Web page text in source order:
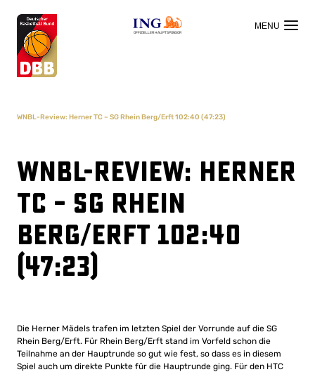
OFFIZIELLER HAUPTSPONSOR
WNBL-Review: Herner TC – SG Rhein Berg/Erft 102:40 (47:23)
WNBL-Review: Herner
TC – SG Rhein
Berg/Erft 102:40
(47:23)
Die Herner Mädels trafen im letzten Spiel der Vorrunde auf die SG
Rhein Berg/Erft. Für Rhein Berg/Erft stand im Vorfeld schon die
Teilnahme an der Hauptrunde so gut wie fest, so dass es in diesem
Spiel auch um direkte Punkte für die Hauptrunde ging. Für den HTC